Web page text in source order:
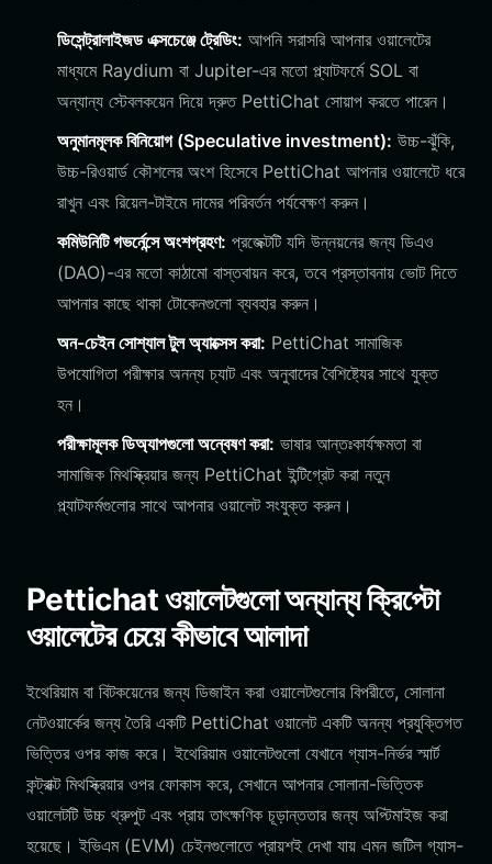
ডিসেন্ট্রালাইজড এক্সচেঞ্জে ট্রেডিং: আপনি সরাসরি আপনার ওয়ালেটের
মাধ্যমে Raydium বা Jupiter-এর মতো প্ল্যাটফর্মে SOL বা
অন্যান্য স্টেবলকয়েন দিয়ে দ্রুত PettiChat সোয়াপ করতে পারেন।
অনুমানমূলক বিনিয়োগ (Speculative investment): উচ্চ-ঝুঁকি,
উচ্চ-রিওয়ার্ড কৌশলের অংশ হিসেবে PettiChat আপনার ওয়ালেটে ধরে
রাখুন এবং রিয়েল-টাইমে দামের পরিবর্তন পর্যবেক্ষণ করুন।
কমিউনিটি গভর্নেন্সে অংশগ্রহণ: প্রজেক্টটি যদি উন্নয়নের জন্য ডিএও
(DAO)-এর মতো কাঠামো বাস্তবায়ন করে, তবে প্রস্তাবনায় ভোট দিতে
আপনার কাছে থাকা টোকেনগুলো ব্যবহার করুন।
অন-চেইন সোশ্যাল টুল অ্যাক্সেস করা: PettiChat সামাজিক
উপযোগিতা পরীক্ষার অনন্য চ্যাট এবং অনুবাদের বৈশিষ্ট্যের সাথে যুক্ত
হন।
পরীক্ষামূলক ডিঅ্যাপগুলো অন্বেষণ করা: ভাষার আন্তঃকার্যক্ষমতা বা
সামাজিক মিথস্ক্রিয়ার জন্য PettiChat ইন্টিগ্রেট করা নতুন
প্ল্যাটফর্মগুলোর সাথে আপনার ওয়ালেট সংযুক্ত করুন।
Pettichat ওয়ালেটগুলো অন্যান্য ক্রিপ্টো
ওয়ালেটের চেয়ে কীভাবে আলাদা
ইথেরিয়াম বা বিটকয়েনের জন্য ডিজাইন করা ওয়ালেটগুলোর বিপরীতে, সোলানা
নেটওয়ার্কের জন্য তৈরি একটি PettiChat ওয়ালেট একটি অনন্য প্রযুক্তিগত
ভিত্তির ওপর কাজ করে। ইথেরিয়াম ওয়ালেটগুলো যেখানে গ্যাস-নির্ভর স্মার্ট
কন্ট্রাক্ট মিথস্ক্রিয়ার ওপর ফোকাস করে, সেখানে আপনার সোলানা-ভিত্তিক
ওয়ালেটটি উচ্চ থ্রুপুট এবং প্রায় তাৎক্ষণিক চূড়ান্ততার জন্য অপ্টিমাইজ করা
হয়েছে। ইভিএম (EVM) চেইনগুলোতে প্রায়শই দেখা যায় এমন জটিল গ্যাস-